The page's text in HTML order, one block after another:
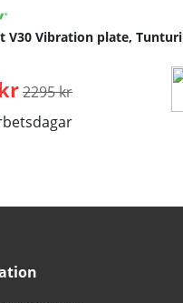
V30 Vibration plate, Tunturi
Ordinarie pris:
2295 kr